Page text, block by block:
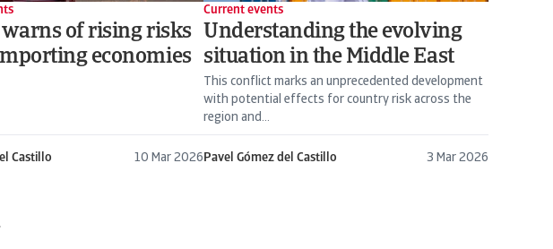
of rising risks
economies
Castillo 10 Mar 2026
Current events
Understanding the evolving
situation in the Middle East
This conflict marks an unprecedented development
with potential effects for country risk across the
region and...
Pavel Gómez del Castillo 3 Mar 2026